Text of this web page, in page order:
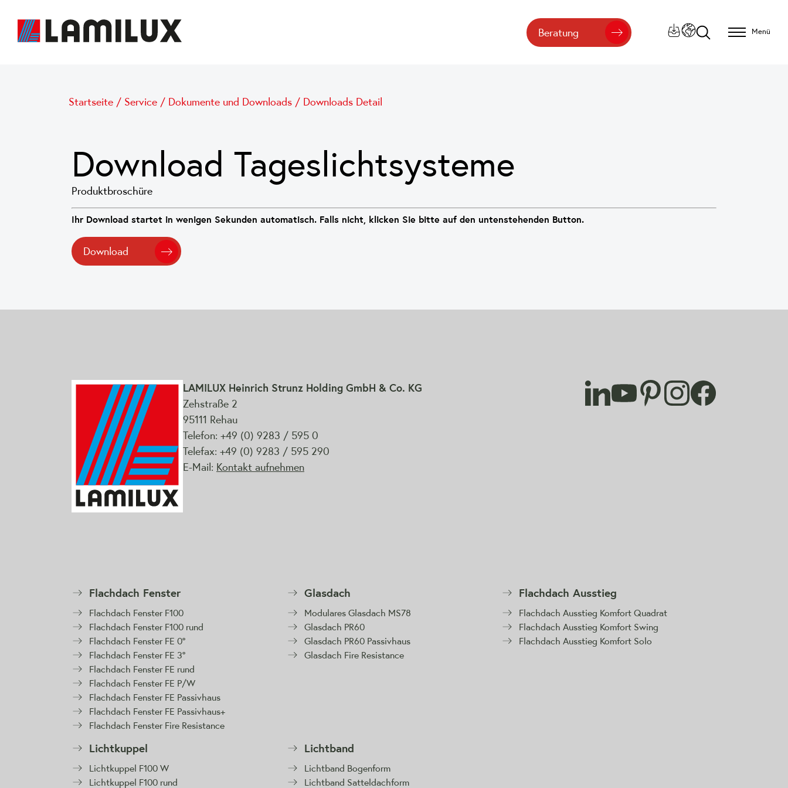
Beratung Menü
Startseite / Service / Dokumente und Downloads / Downloads Detail
Download Tageslichtsysteme
Produktbroschüre
Ihr Download startet in wenigen Sekunden automatisch. Falls nicht, klicken Sie bitte auf den untenstehenden Button.
Download
LAMILUX Heinrich Strunz Holding GmbH & Co. KG
Zehstraße 2
95111 Rehau
Telefon: +49 (0) 9283 / 595 0
Telefax: +49 (0) 9283 / 595 290
E-Mail: Kontakt aufnehmen
Flachdach Fenster
Flachdach Fenster F100
Flachdach Fenster F100 rund
Flachdach Fenster FE 0°
Flachdach Fenster FE 3°
Flachdach Fenster FE rund
Flachdach Fenster FE P/W
Flachdach Fenster FE Passivhaus
Flachdach Fenster FE Passivhaus+
Flachdach Fenster Fire Resistance
Glasdach
Modulares Glasdach MS78
Glasdach PR60
Glasdach PR60 Passivhaus
Glasdach Fire Resistance
Flachdach Ausstieg
Flachdach Ausstieg Komfort Quadrat
Flachdach Ausstieg Komfort Swing
Flachdach Ausstieg Komfort Solo
Lichtkuppel
Lichtkuppel F100 W
Lichtkuppel F100 rund
Lichtband
Lichtband Bogenform
Lichtband Satteldachform